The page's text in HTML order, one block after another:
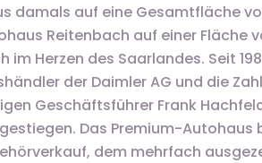
damals auf eine Gesamtfläche
Reitenbach auf einer Fläche
im Herzen des Saarlandes. Seit
der Daimler AG und die
Geschäftsführer Frank
Das Premium-
dem mehrfach